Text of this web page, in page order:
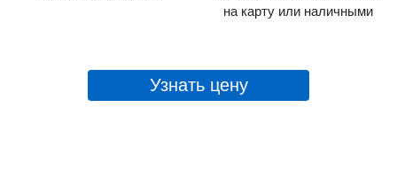
на карту или наличными
Узнать цену